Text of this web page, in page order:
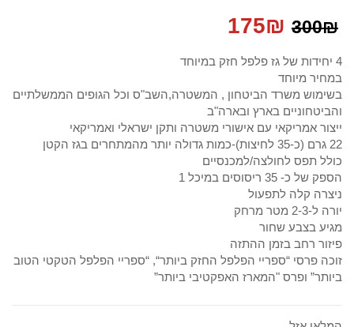
300₪
המחיר
המקורי
היה:
300₪.
175₪
הנוכחי
הוא:
175₪.
4 יחידות של גז פלפל חזק במיוחד
במחיר מיוחד
בשימוש משרד הביטחון , המשטרה,השב"ס וכל הגופים הממשלתיים
והביטחוניים בארץ ובארה"ב
ייצור אמריקאי עם אישורי משטרה ותקן ישראלי ואמריקאי
22 גרם (כ-35 לחיצות)-כמות גדולה יותר מהמתחרים בגז הקטן
כולל תפס לחולצה/למכנסיים
הספק של כ- 35 ריסוסים במיכל 1
ניצרה קלה לתפעול
יורה ל-2-3 מטר מרחק
מגיע בצבע שחור
פיזור רחב בזמן ההתזה
זוכה פרסי “ספריי הפלפל החזק ביותר“, “ספריי הפלפל הטקטי הטוב
ביותר” ופרס "המארז האפקטיבי ביותר”